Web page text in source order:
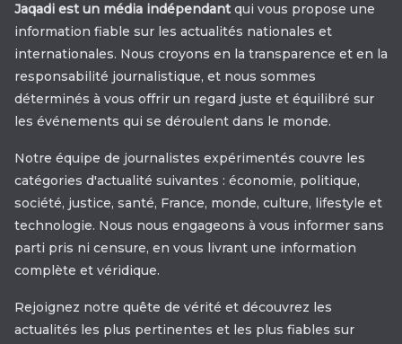
Jaqadi est un média indépendant qui vous propose une
information fiable sur les actualités nationales et
internationales. Nous croyons en la transparence et en la
responsabilité journalistique, et nous sommes
déterminés à vous offrir un regard juste et équilibré sur
les événements qui se déroulent dans le monde.
Notre équipe de journalistes expérimentés couvre les
catégories d'actualité suivantes : économie, politique,
société, justice, santé, France, monde, culture, lifestyle et
technologie. Nous nous engageons à vous informer sans
parti pris ni censure, en vous livrant une information
complète et véridique.
Rejoignez notre quête de vérité et découvrez les
actualités les plus pertinentes et les plus fiables sur